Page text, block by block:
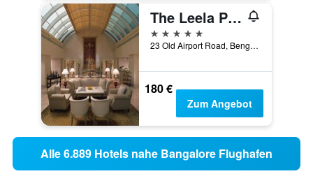
The Leela Palace Bengaluru
5 Sterne
23 Old Airport Road, Bengaluru, Indien
180 €
Zum Angebot
Alle 6.889 Hotels nahe Bangalore Flughafen